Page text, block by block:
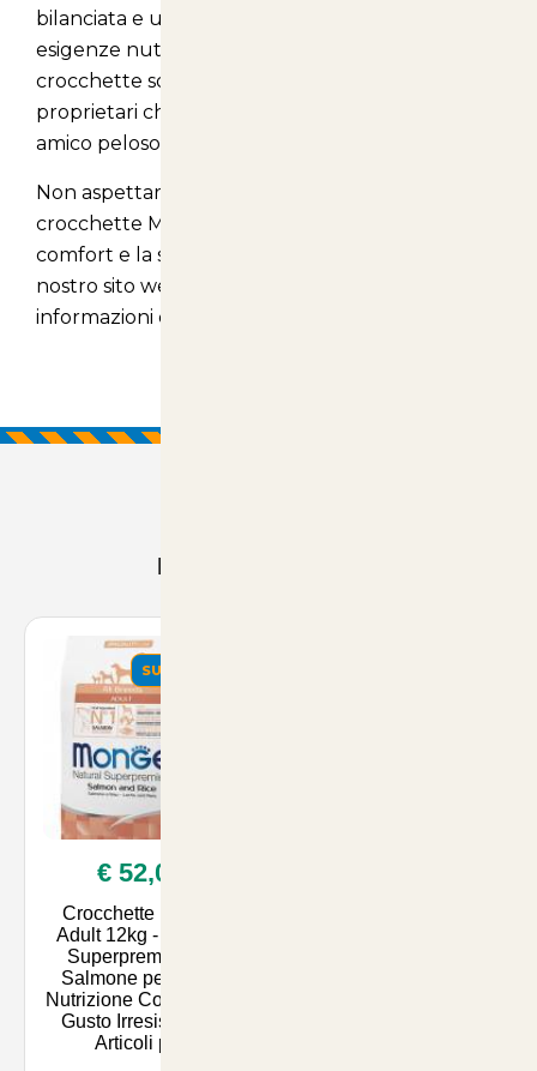
bilanciata e un'attenzione particolare alle
esigenze nutrizionali dei cuccioli, queste
crocchette sono la scelta ideale per tutti i
proprietari che desiderano il meglio per il loro
amico peloso.
Non aspettare oltre! Scopri i benefici delle
crocchette Monge e offri al tuo cucciolo il
comfort e la salute che merita. . Acquistalo sul
nostro sito web
informazioni e per effettuare il tuo acquisto.
Prodotti Consigliati
SUMMER
€ 52,00
Crocchette Monge
Adult 12kg - Natural
Superpremium al
Salmone per Cani:
Nutrizione Completa e
Gusto Irresistibile -
Articoli per